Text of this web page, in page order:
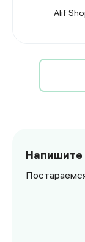
Alif
Напишите